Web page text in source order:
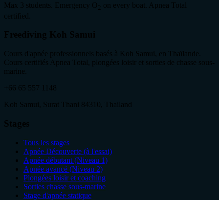
Max 3 students. Emergency O
on every boat. Apnea Total
certified.
Freediving Koh Samui
Cours d'apnée professionnels basés à Koh Samui, en Thaïlande.
Cours certifiés Apnea Total, plongées loisir et sorties de chasse sous-
marine.
+66 65 557 1148
Koh Samui, Surat Thani 84310, Thailand
Stages
Tous les stages
Apnée Découverte (à l'essai)
Apnée débutant (Niveau 1)
Apnée avancé (Niveau 2)
Plongées loisir et coaching
Sorties chasse sous-marine
Stage d'apnée statique